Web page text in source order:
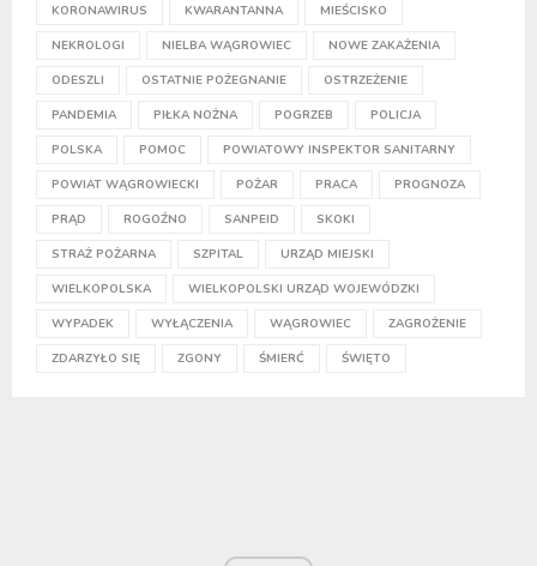
KORONAWIRUS KWARANTANNA MIEŚCISKO
NEKROLOGI NIELBA WĄGROWIEC NOWE ZAKAŻENIA
ODESZLI OSTATNIE POŻEGNANIE OSTRZEŻENIE
PANDEMIA PIŁKA NOŻNA POGRZEB POLICJA
POLSKA POMOC POWIATOWY INSPEKTOR SANITARNY
POWIAT WĄGROWIECKI POŻAR PRACA PROGNOZA
PRĄD ROGOŹNO SANPEID SKOKI
STRAŻ POŻARNA SZPITAL URZĄD MIEJSKI
WIELKOPOLSKA WIELKOPOLSKI URZĄD WOJEWÓDZKI
WYPADEK WYŁĄCZENIA WĄGROWIEC ZAGROŻENIE
ZDARZYŁO SIĘ ZGONY ŚMIERĆ ŚWIĘTO